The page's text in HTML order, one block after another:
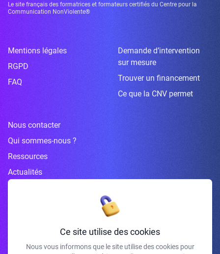
Le site français des formatrices et formateurs certifiés du Centre pour la
Communication NonViolente®
Mentions légales
RGPD
FAQ
Demande d’intervention
sur mesure
Trouver un financement
Ce que la CNV permet
Nous contacter
Qui sommes-nous ?
Ressources
Actualités
Inscrivez-vous à la newsletter
Ce site utilise des cookies
Nous vous informons que le site utilise des cookies pour